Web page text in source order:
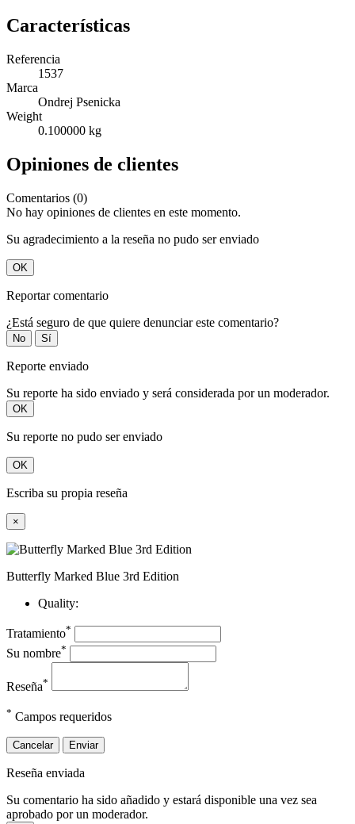
Características
Referencia
1537
Marca
Ondrej Psenicka
Weight
0.100000 kg
Opiniones de clientes
Comentarios (0)
No hay opiniones de clientes en este momento.
Su agradecimiento a la reseña no pudo ser enviado
OK
Reportar comentario
¿Está seguro de que quiere denunciar este comentario?
No Sí
Reporte enviado
Su reporte ha sido enviado y será considerada por un moderador.
OK
Su reporte no pudo ser enviado
OK
Escriba su propia reseña
×
Butterfly Marked Blue 3rd Edition
Quality:
Tratamiento*
Su nombre*
Reseña*
* Campos requeridos
Cancelar Enviar
Reseña enviada
Su comentario ha sido añadido y estará disponible una vez sea
aprobado por un moderador.